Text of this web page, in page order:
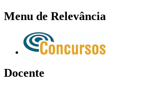
Menu de Relevância
Docente